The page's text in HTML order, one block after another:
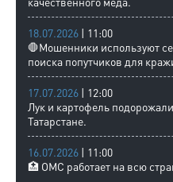
18.07.2026 | 11:00
🛑Мошенники используют
поиска попутчиков для
17.07.2026 | 12:00
Лук и картофель
Татарстане.
16.07.2026 | 11:00
🏥 ОМС работает на всю